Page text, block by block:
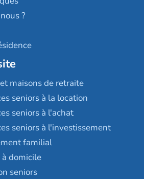
?
maisons de retraite
seniors à la location
seniors à l'achat
seniors à l'investissement
familial
domicile
seniors